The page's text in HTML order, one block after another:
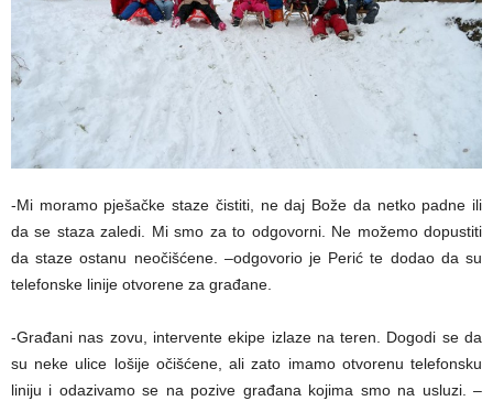
-Mi moramo pješačke staze čistiti, ne daj Bože da netko padne ili
da se staza zaledi. Mi smo za to odgovorni. Ne možemo dopustiti
da staze ostanu neočišćene. –odgovorio je Perić te dodao da su
telefonske linije otvorene za građane.
-Građani nas zovu, intervente ekipe izlaze na teren. Dogodi se da
su neke ulice lošije očišćene, ali zato imamo otvorenu telefonsku
liniju i odazivamo se na pozive građana kojima smo na usluzi. –